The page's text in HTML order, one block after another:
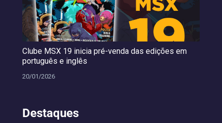
Clube MSX 19 inicia pré-venda das edições em
português e inglês
20/01/2026
Destaques